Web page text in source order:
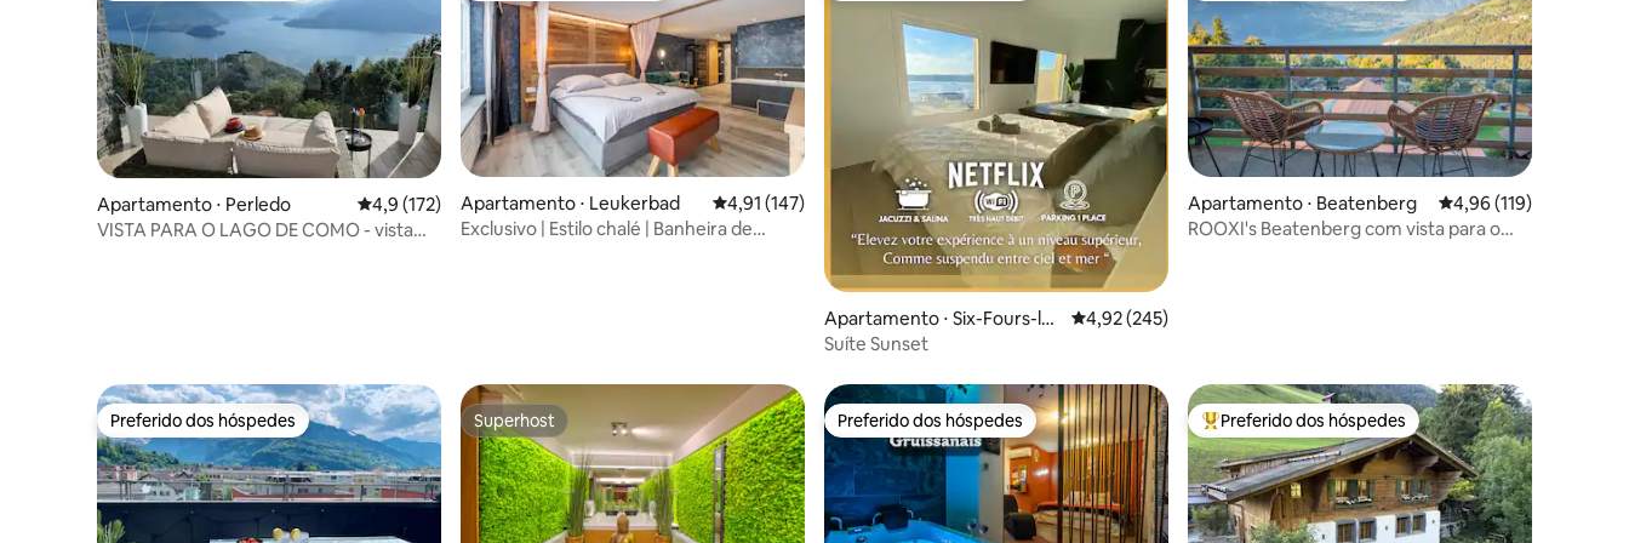
Apartamento ⋅ Perledo 4,9 de uma avaliação média de 5, 172 avaliações
4,9 (172)
VISTA PARA O LAGO DE COMO - vista
Apartamento ⋅ Leukerbad 4,91 de uma avaliação média de 5, 147 avaliações
4,91 (147)
Exclusivo | Estilo chalé | Banheira de
Apartamento ⋅ Six-Fours-les
-Plages
4,92 de uma avaliação média de 5, 245 avaliações
4,92 (245)
Suíte Sunset
Apartamento ⋅ Beatenberg 4,96 de uma avaliação
4,96 (119)
ROOXI's Beatenberg com vista para o
Preferido dos hóspedes
Preferido dos hóspedes Superhost
Superhost Preferido dos hóspedes
Preferido dos hóspedes Entre os melhores preferidos dos hóspedes
Preferido dos hóspedes